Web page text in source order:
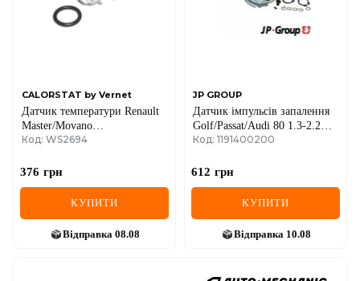
CALORSTAT by Vernet
Датчик температури Renault
Master/Movano
II/III/Trafic/Kangoo
Код: WS2694
376 грн
КУПИТИ
Відправка 08.08
JP GROUP
Датчик імпульсів запалення
Golf/Passat/Audi 80 1.3-2.2
-91
Код: 1191400200
612 грн
КУПИТИ
Відправка 10.08